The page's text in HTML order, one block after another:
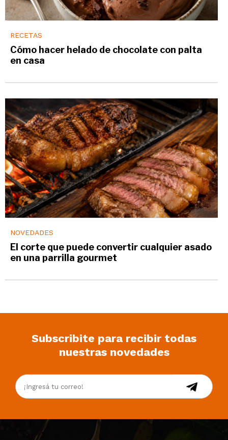
RECETAS
Cómo hacer helado de chocolate con palta
en casa
NOVEDADES
El corte que puede convertir cualquier asado
en una parrilla gourmet
Subscribite para recibir todas
nuestras novedades